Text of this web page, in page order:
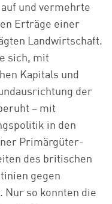
und vermehrte
Erträge einer
Landwirtschaft.
sich, mit
Kapitals und
der
– mit
in den
Primärgüter-
des britischen
gegen
Nur so konnten die